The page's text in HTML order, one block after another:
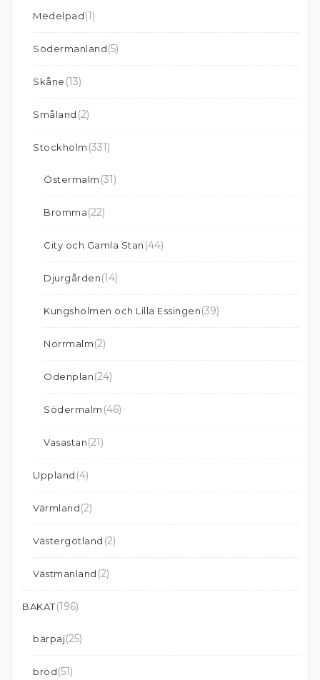
Medelpad(1)
Södermanland(5)
Skåne (13)
Småland (2)
Stockholm (331)
Östermalm (31)
Bromma(22)
City och Gamla Stan (44)
Djurgården(14)
Kungsholmen och Lilla Essingen(39)
Norrmalm(2)
Odenplan(24)
Södermalm (46)
Vasastan(21)
Uppland (4)
Värmland(2)
Västergötland (2)
Västmanland (2)
BAKAT(196)
bärpaj(25)
bröd(51)